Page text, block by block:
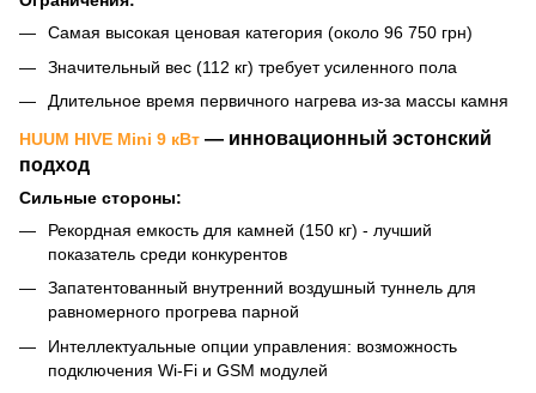
Самая высокая ценовая категория (около 96 750 грн)
Значительный вес (112 кг) требует усиленного пола
Длительное время первичного нагрева из-за массы камня
HUUM HIVE Mini 9 кВт — инновационный эстонский
подход
Сильные стороны:
Рекордная емкость для камней (150 кг) - лучший
показатель среди конкурентов
Запатентованный внутренний воздушный туннель для
равномерного прогрева парной
Интеллектуальные опции управления: возможность
подключения Wi-Fi и GSM модулей